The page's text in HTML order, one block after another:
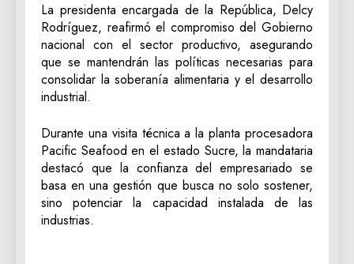
La presidenta encargada de la República, Delcy
Rodríguez, reafirmó el compromiso del Gobierno
nacional con el sector productivo, asegurando
que se mantendrán las políticas necesarias para
consolidar la soberanía alimentaria y el desarrollo
industrial.
Durante una visita técnica a la planta procesadora
Pacific Seafood en el estado Sucre, la mandataria
destacó que la confianza del empresariado se
basa en una gestión que busca no solo sostener,
sino potenciar la capacidad instalada de las
industrias.